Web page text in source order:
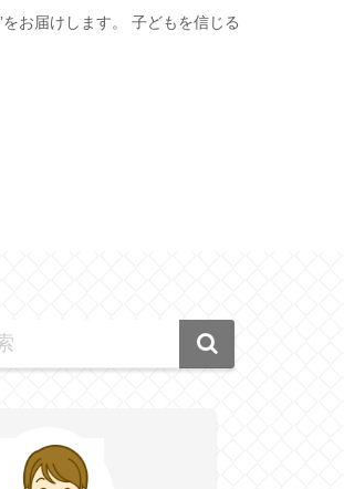
お届けします。 子どもを信じる